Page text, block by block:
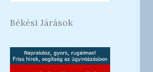
Békési Járások